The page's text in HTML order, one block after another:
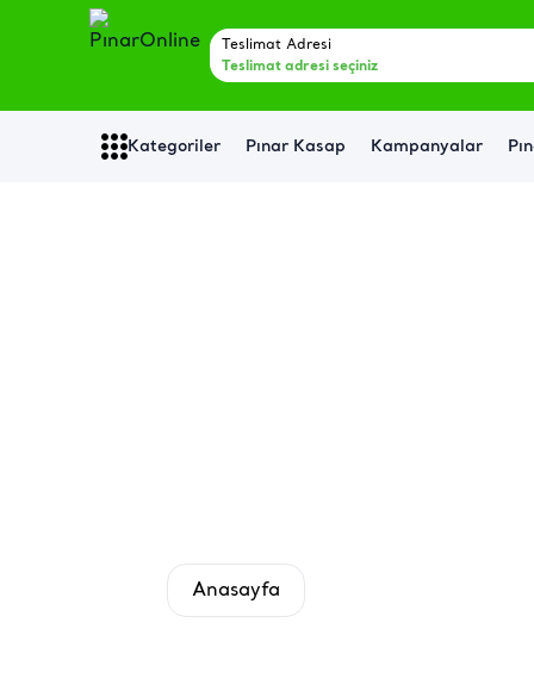
Teslimat Adresi
Teslimat adresi seçiniz
Kategoriler Pınar Kasap Kampanyalar
Anasayfa